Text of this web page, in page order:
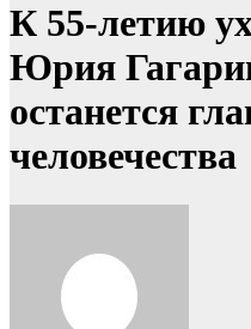
К 55-летию
Юрия
останется
человечества